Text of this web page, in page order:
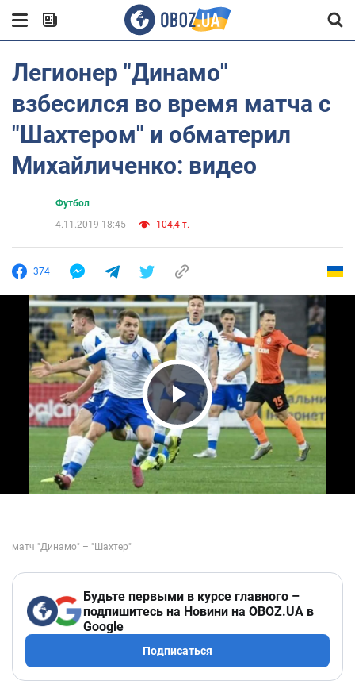
Легионер "Динамо"
взбесился во время матча с
"Шахтером" и обматерил
Михайличенко: видео
Футбол
4.11.2019 18:45
104,4 т.
374
Play Video
Будьте первыми в курсе главного –
подпишитесь на Новини на OBOZ.UA в
Google
Подписаться